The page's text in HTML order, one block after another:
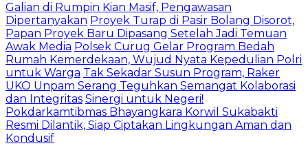
Galian di Rumpin Kian Masif, Pengawasan
Dipertanyakan Proyek Turap di Pasir Bolang Disorot,
Papan Proyek Baru Dipasang Setelah Jadi Temuan
Awak Media Polsek Curug Gelar Program Bedah
Rumah Kemerdekaan, Wujud Nyata Kepedulian Polri
untuk Warga Tak Sekadar Susun Program, Raker
UKO Unpam Serang Teguhkan Semangat Kolaborasi
dan Integritas Sinergi untuk Negeri!
Pokdarkamtibmas Bhayangkara Korwil Sukabakti
Resmi Dilantik, Siap Ciptakan Lingkungan Aman dan
Kondusif